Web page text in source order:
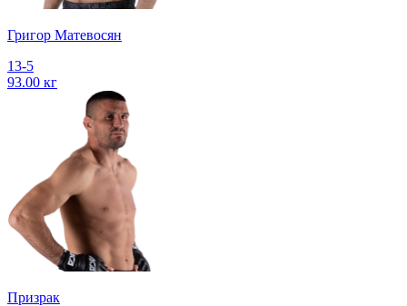
Григор Матевосян
13-5
93.00 кг
Призрак